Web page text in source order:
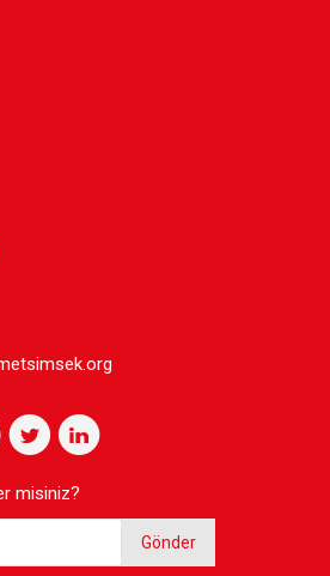
misiniz?
Gönder